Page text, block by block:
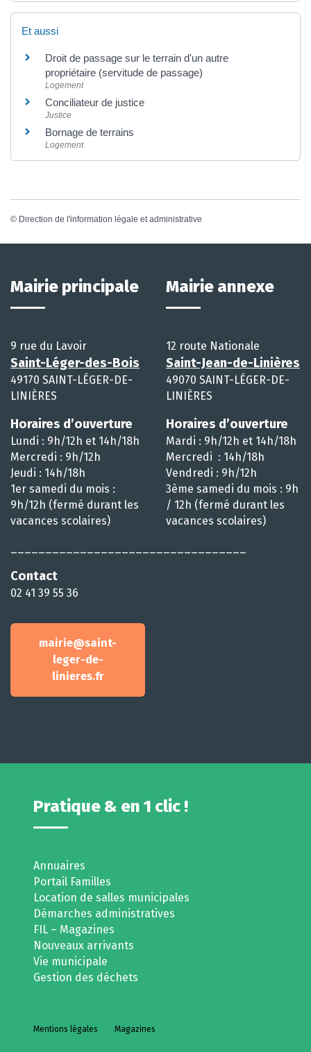
Et aussi
Droit de passage sur le terrain d'un autre
propriétaire (servitude de passage)
Logement
Conciliateur de justice
Justice
Bornage de terrains
Logement
© Direction de l'information légale et administrative
Mairie principale
9 rue du Lavoir
Saint-Léger-des-Bois
49170 SAINT-LÉGER-DE-
LINIÈRES
Horaires d’ouverture
Lundi : 9h/12h et 14h/18h
Mercredi : 9h/12h
Jeudi : 14h/18h
1er samedi du mois :
9h/12h (fermé durant les
vacances scolaires)
Contact
02 41 39 55 36
mairie@saint-
leger-de-
linieres.fr
Mairie annexe
12 route Nationale
Saint-Jean-de-Linières
49070 SAINT-LÉGER-DE-
LINIÈRES
Horaires d’ouverture
Mardi : 9h/12h et 14h/18h
Mercredi : 14h/18h
Vendredi : 9h/12h
3ème samedi du mois : 9h
/ 12h (fermé durant les
vacances scolaires)
Pratique & en 1 clic !
Annuaires
Portail Familles
Location de salles municipales
Démarches administratives
FIL – Magazines
Nouveaux arrivants
Vie municipale
Gestion des déchets
Mentions légales Magazines